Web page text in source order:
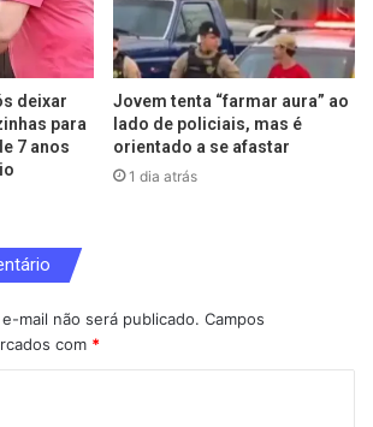
deixar
para
7 anos
Jovem tenta “farmar aura” ao
lado de policiais, mas é
orientado a se afastar
1 dia atrás
mail não será publicado. Campos
com *